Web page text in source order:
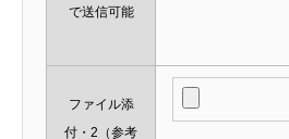
で送信可能
ファイル添
付・2（参考